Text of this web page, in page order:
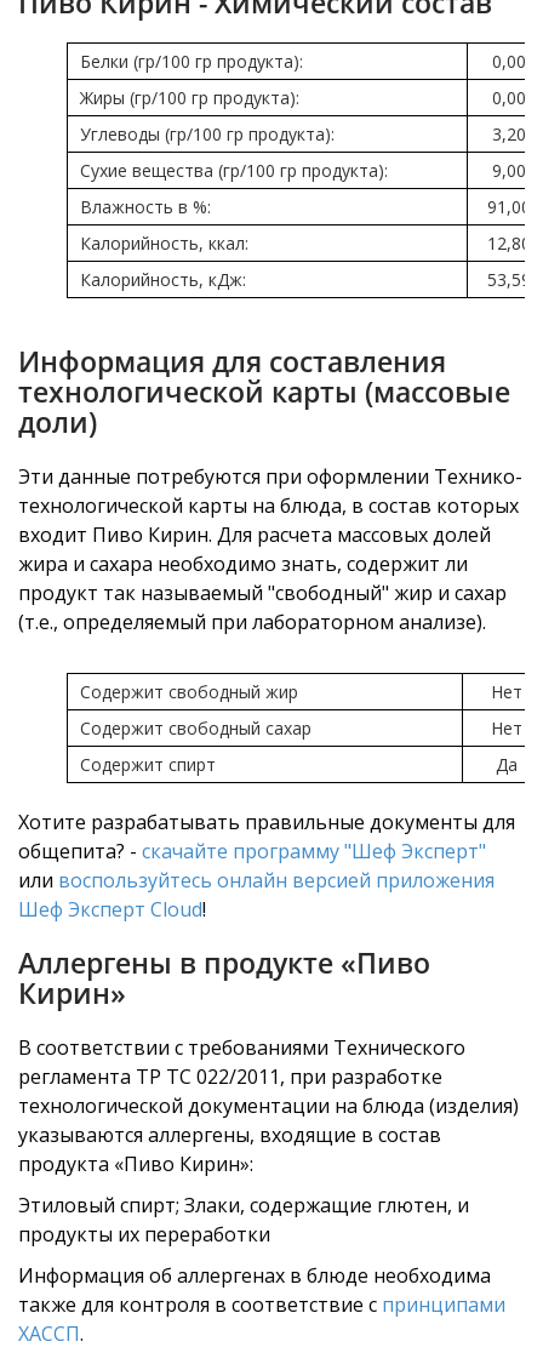
Белки (гр/100 гр продукта):
0,00
Жиры (гр/100 гр продукта):
0,00
Углеводы (гр/100 гр продукта):
3,20
Сухие вещества (гр/100 гр продукта):
9,00
Влажность в %:
91,00
Калорийность, ккал:
12,80
Калорийность, кДж:
53,59
Информация для составления
технологической карты (массовые
доли)
Эти данные потребуются при оформлении Технико-
технологической карты на блюда, в состав которых
входит Пиво Кирин. Для расчета массовых долей
жира и сахара необходимо знать, содержит ли
продукт так называемый "свободный" жир и сахар
(т.е., определяемый при лабораторном анализе).
Содержит свободный жир
Нет
Содержит свободный сахар
Нет
Содержит спирт
Да
Хотите разрабатывать правильные документы для
общепита? - скачайте программу "Шеф Эксперт"
или воспользуйтесь онлайн версией приложения
Шеф Эксперт Cloud!
Аллергены в продукте «Пиво
Кирин»
В соответствии с требованиями Технического
регламента ТР ТС 022/2011, при разработке
технологической документации на блюда (изделия)
указываются аллергены, входящие в состав
продукта «Пиво Кирин»:
Этиловый спирт; Злаки, содержащие глютен, и
продукты их переработки
Информация об аллергенах в блюде необходима
также для контроля в соответствие с принципами
ХАССП.